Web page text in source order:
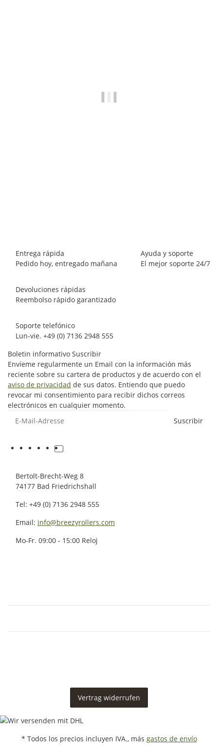
Entrega rápida
Pedido hoy, entregado mañana
Ayuda y soporte
El mejor soporte 24/7
Devoluciones rápidas
Reembolso rápido garantizado
Soporte telefónico
Lun-vie. +49 (0) 7136 2948 555
Boletin informativo Suscribir
Envíeme regularmente un Email con la información más
reciente sobre su cartera de productos y de acuerdo con el
aviso de privacidad de sus datos. Entiendo que puedo
revocar mi consentimiento para recibir dichos correos
electrónicos en cualquier momento.
Suscribir
Bertolt-Brecht-Weg 8
74177 Bad Friedrichshall
Tel: +49 (0) 7136 2948 555
Email: info@breezyrollers.com
Mo-Fr. 09:00 - 15:00 Reloj
Vertrag widerrufen
* Todos los precios incluyen IVA., más gastos de envío